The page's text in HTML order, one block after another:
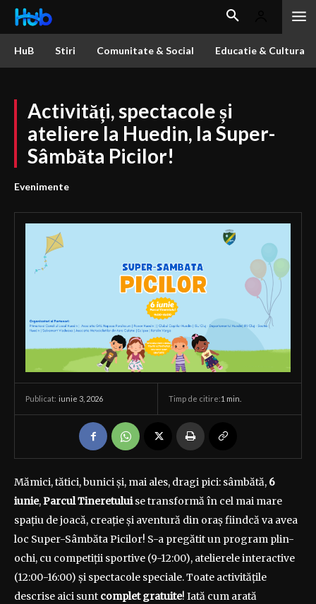
HuB Stiri Comunitate & Social Educatie & Cultura
Activități, spectacole și
ateliere la Huedin, la Super-
Sâmbăta Picilor!
Evenimente
Publicat: iunie 3, 2026 Timp de citire:1 min.
Mămici, tătici, bunici și, mai ales, dragi pici: sâmbătă, 6
iunie,Parcul Tineretuluise transformă în cel mai mare
spațiu de joacă, creație și aventură din oraș fiindcă va avea
loc Super-Sâmbăta Picilor! S-a pregătit un program plin-
ochi, cu competiții sportive (9-12:00), atelierele interactive
(12:00-16:00) și spectacole speciale. Toate activitățile
descrise aici sunt complet gratuite! Iată cum arată